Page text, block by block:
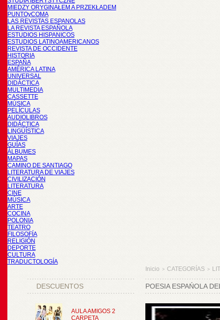
MIĘDZY ORYGINAŁEM A PRZEKŁADEM
PUNTOyCOMA
LAS REVISTAS ESPANOLAS
LA REVISTA ESPAÑOLA
ESTUDIOS HISPANICOS
ESTUDIOS LATINOAMERICANOS
REVISTA DE OCCIDENTE
HISTORIA
ESPAÑA
AMÉRICA LATINA
UNIVERSAL
DIDÁCTICA
MULTIMEDIA
CASSETTE
MÚSICA
PELÍCULAS
AUDIOLIBROS
DIDÁCTICA
LINGÜÍSTICA
VIAJES
GUÍAS
ÁLBUMES
MAPAS
CAMINO DE SANTIAGO
LITERATURA DE VIAJES
CIVILIZACIÓN
LITERATURA
CINE
MÚSICA
ARTE
COCINA
POLONIA
TEATRO
FILOSOFÍA
RELIGIÓN
DEPORTE
CULTURA
TRADUCTOLOGÍA
DESCUENTOS
AULA AMIGOS 2
CARPETA
Inicio > CATEGORÍAS >
POESIA ESPAŃOLA